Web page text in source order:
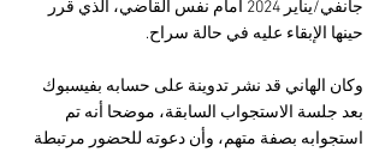
جانفي/يناير 2024 أمام نفس القاضي، الذي قرر
حينها الإبقاء عليه في حالة سراح.
وكان الهاني قد نشر تدوينة على حسابه بفيسبوك
بعد جلسة الاستجواب السابقة، موضحا أنه تم
استجوابه بصفة متهم، وأن دعوته للحضور مرتبطة